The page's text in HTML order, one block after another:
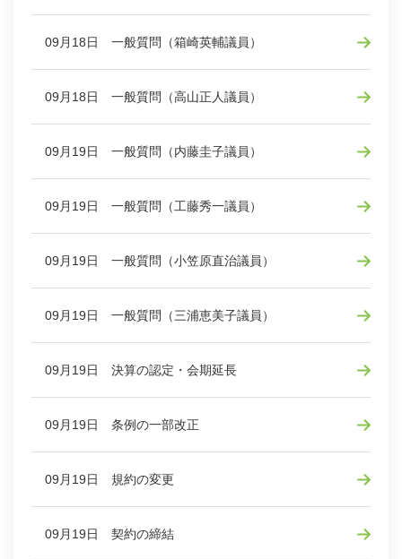
09月18日 一般質問（箱崎英輔議員）
09月18日 一般質問（高山正人議員）
09月19日 一般質問（内藤圭子議員）
09月19日 一般質問（工藤秀一議員）
09月19日 一般質問（小笠原直治議員）
09月19日 一般質問（三浦恵美子議員）
09月19日 決算の認定・会期延長
09月19日 条例の一部改正
09月19日 規約の変更
09月19日 契約の締結